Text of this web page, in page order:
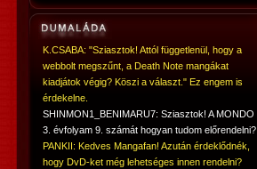
K.CSABA: "Sziasztok! Attól függetlenül, hogy a
webbolt megszűnt, a Death Note mangákat
kiadjátok végig? Köszi a választ." Ez engem is
érdekelne.
SHINMON1_BENIMARU7: Sziasztok! A MONDO
3. évfolyam 9. számát hogyan tudom előrendelni?
PANKII: Kedves Mangafan! Azután érdeklődnék,
hogy DvD-ket még lehetséges innen rendelni?